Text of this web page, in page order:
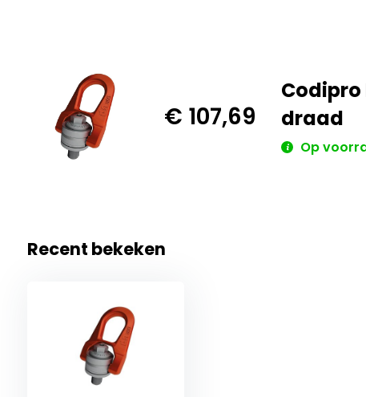
€ 107,69
Codipro
draad
Op
Recent bekeken